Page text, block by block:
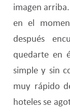
imagen
en el
después
quedarte en
simple y sin
muy rápido
hoteles se